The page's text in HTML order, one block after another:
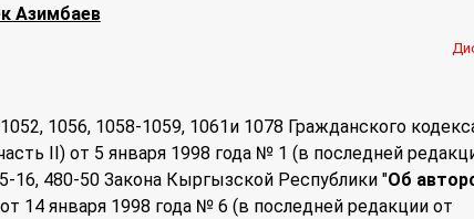
Азимбаев
1056, 1058-1059, 1061и 1078 Гражданского
II) от 5 января 1998 года № 1 (в последней
16, 480-50 Закона Кыргызской Республики "Об
от 14 января 1998 года № 6 (в последней редакции от